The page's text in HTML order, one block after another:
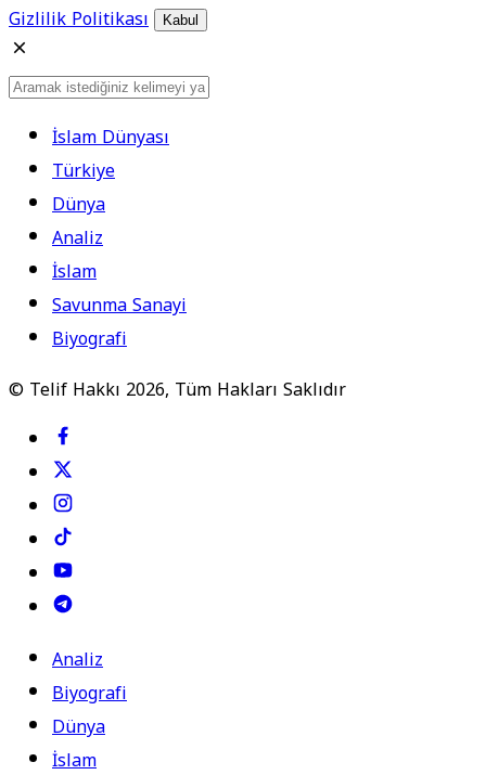
Gizlilik Politikası
Kabul
İslam Dünyası
Türkiye
Dünya
Analiz
İslam
Savunma Sanayi
Biyografi
© Telif Hakkı 2026, Tüm Hakları Saklıdır
Analiz
Biyografi
Dünya
İslam